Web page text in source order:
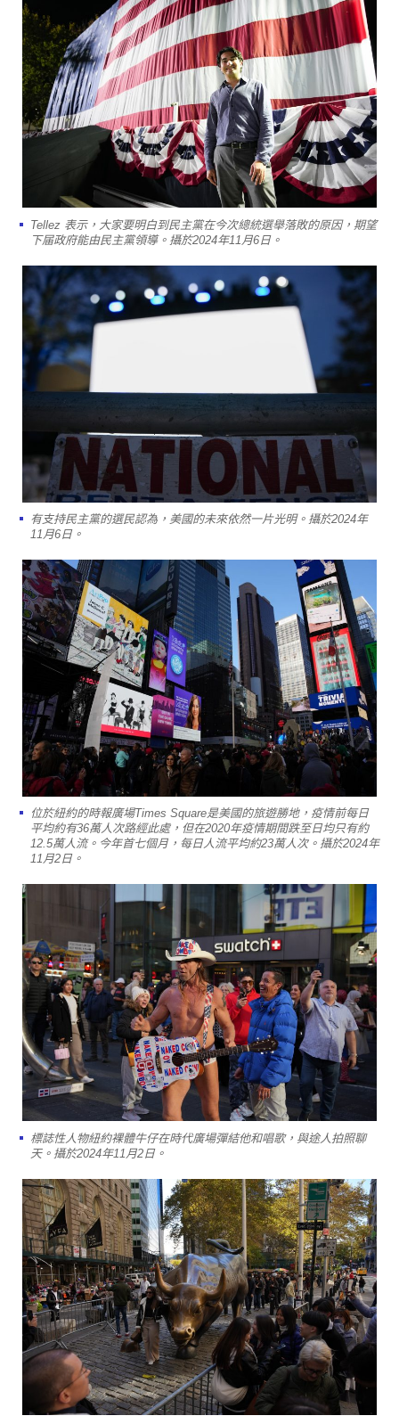
Tellez 表示，大家要明白到民主黨在今次總統選舉落敗的原因，期望
下届政府能由民主黨領導。攝於2024年11月6日。
有支持民主黨的選民認為，美國的未來依然一片光明。攝於2024年
11月6日。
位於紐約的時報廣場Times Square是美國的旅遊勝地，疫情前每日
平均約有36萬人次路經此處，但在2020年疫情期間跌至日均只有約
12.5萬人流。今年首七個月，每日人流平均約23萬人次。攝於2024年
11月2日。
標誌性人物紐約裸體牛仔在時代廣場彈結他和唱歌，與途人拍照聊
天。攝於2024年11月2日。